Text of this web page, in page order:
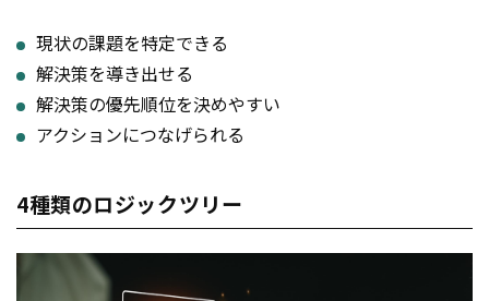
現状の課題を特定できる
解決策を導き出せる
解決策の優先順位を決めやすい
アクションにつなげられる
4種類のロジックツリー